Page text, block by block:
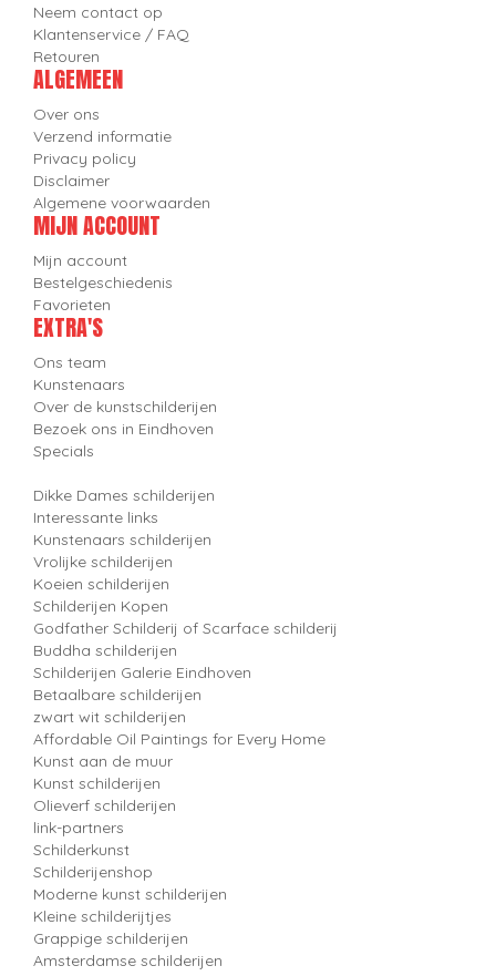
Neem contact op
Klantenservice / FAQ
Retouren
ALGEMEEN
Over ons
Verzend informatie
Privacy policy
Disclaimer
Algemene voorwaarden
MIJN ACCOUNT
Mijn account
Bestelgeschiedenis
Favorieten
EXTRA'S
Ons team
Kunstenaars
Over de kunstschilderijen
Bezoek ons in Eindhoven
Specials
Dikke Dames schilderijen
Interessante links
Kunstenaars schilderijen
Vrolijke schilderijen
Koeien schilderijen
Schilderijen Kopen
Godfather Schilderij of Scarface schilderij
Buddha schilderijen
Schilderijen Galerie Eindhoven
Betaalbare schilderijen
zwart wit schilderijen
Affordable Oil Paintings for Every Home
Kunst aan de muur
Kunst schilderijen
Olieverf schilderijen
link-partners
Schilderkunst
Schilderijenshop
Moderne kunst schilderijen
Kleine schilderijtjes
Grappige schilderijen
Amsterdamse schilderijen